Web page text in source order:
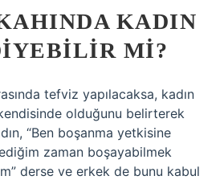
KADIN
MI?
tefviz yapılacaksa, kadın
olduğunu belirterek
“Ben boşanma yetkisine
zaman boşayabilmek
derse ve erkek de bunu kabul